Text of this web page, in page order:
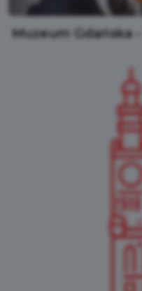
Muzeum Gdańska